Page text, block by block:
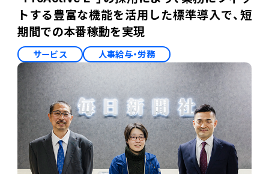
トする豊富な機能を活用した標準導入で、短
期間での本番稼動を実現
サービス 人事給与・労務